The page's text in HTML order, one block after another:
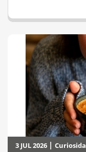
3 JUL 2026 |